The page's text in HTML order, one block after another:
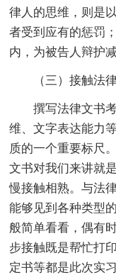
律人的思维，则是
者受到应有的惩罚
内，为被告人辩护减
（三）接触法律
撰写法律文书考
维、文字表达能力
质的一个重要标尺
文书对我们来讲就
慢接触相熟。与法
能够见到各种类型
般简单看看，偶有
步接触既是帮忙打
定书等都是此次实